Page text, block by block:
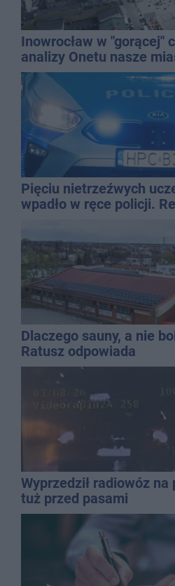
Inowrocław w "gorącej"
analizy Onetu nasze
najbardziej narażonych
Pięciu nietrzeźwych
wpadło w ręce policji.
Dlaczego sauny, a nie
Ratusz odpowiada
Wyprzedził radiowóz na
tuż przed pasami